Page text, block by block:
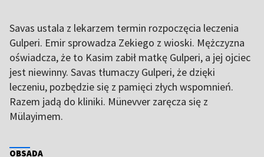
Savas ustala z lekarzem termin rozpoczęcia leczenia
Gulperi. Emir sprowadza Zekiego z wioski. Mężczyzna
oświadcza, że to Kasim zabił matkę Gulperi, a jej ojciec
jest niewinny. Savas tłumaczy Gulperi, że dzięki
leczeniu, pozbędzie się z pamięci złych wspomnień.
Razem jadą do kliniki. Münevver zaręcza się z
Mülayimem.
OBSADA